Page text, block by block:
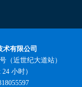
有限公司
（近世纪大道站）
小时）